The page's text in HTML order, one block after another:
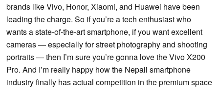
brands like Vivo, Honor, Xiaomi, and Huawei have been
leading the charge. So if you’re a tech enthusiast who
wants a state-of-the-art smartphone, if you want excellent
cameras — especially for street photography and shooting
portraits — then I’m sure you’re gonna love the Vivo X200
Pro. And I’m really happy how the Nepali smartphone
industry finally has actual competition in the premium space